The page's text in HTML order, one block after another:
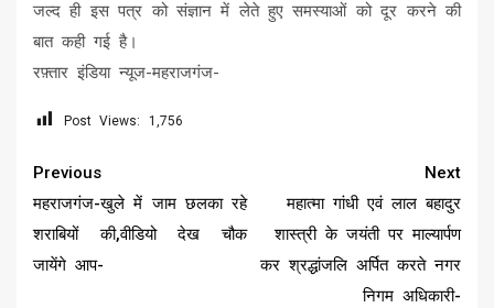
जल्द ही इस पत्र को संज्ञान में लेते हुए समस्याओं को दूर करने की
बात कही गई है।
रफ़्तार इंडिया न्यूज-महराजगंज-
Post Views: 1,756
Continue
Reading
Previous
महराजगंज-खुले में जाम छलका रहे
शराबियों की,वीडियो देख चौक
जायेंगे आप-
Next
महात्मा गांधी एवं लाल बहादुर
शास्त्री के जयंती पर माल्यार्पण
कर श्रद्धांजलि अर्पित करते नगर
निगम अधिकारी-